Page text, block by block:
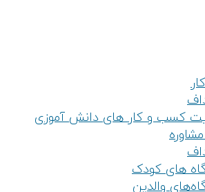
کسب و کار های دانش آموزی
های کودک
والدین